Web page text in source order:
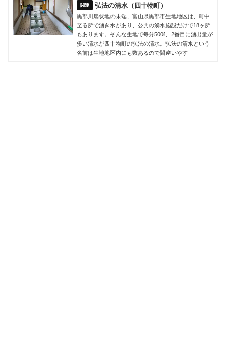
弘法の清水（四十物町）
黒部川扇状地の末端、富山県黒部市生地地区は、町中
至る所で湧き水があり、公共の湧水施設だけで18ヶ所
もあります。そんな生地で毎分500ℓ、2番目に湧出量が
多い清水が四十物町の弘法の清水。弘法の清水という
名前は生地地区内にも数あるので間違いやす